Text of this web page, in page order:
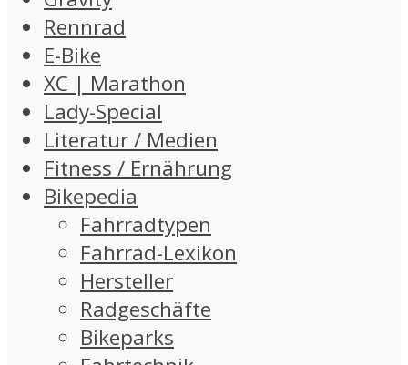
Rennrad
E-Bike
XC | Marathon
Lady-Special
Literatur / Medien
Fitness / Ernährung
Bikepedia
Fahrradtypen
Fahrrad-Lexikon
Hersteller
Radgeschäfte
Bikeparks